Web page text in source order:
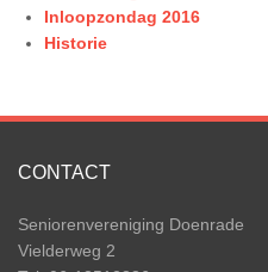
Inloopzondag 2016
Historie
CONTACT
Seniorenvereniging Doenrade
Vielderweg 2